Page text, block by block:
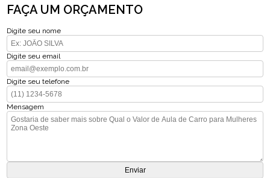
FAÇA UM ORÇAMENTO
Digite seu nome
Digite seu email
Digite seu telefone
Mensagem